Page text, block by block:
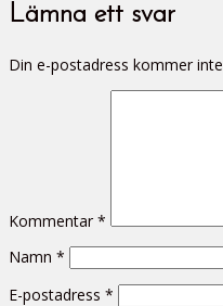
Lämna ett svar
Din e-postadress kommer
Kommentar *
Namn *
E-postadress *